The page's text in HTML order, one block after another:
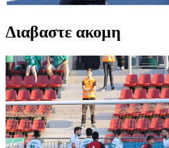
Διαβαστε ακομη